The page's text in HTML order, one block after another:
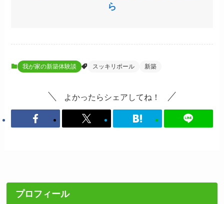
ら
我が家の新築体験談 スッキリポール 新築
よかったらシェアしてね！
プロフィール